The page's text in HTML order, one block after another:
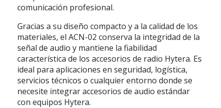
comunicación profesional.
Gracias a su diseño compacto y a la calidad de los
materiales, el ACN-02 conserva la integridad de la
señal de audio y mantiene la fiabilidad
característica de los accesorios de radio Hytera. Es
ideal para aplicaciones en seguridad, logística,
servicios técnicos o cualquier entorno donde se
necesite integrar accesorios de audio estándar
con equipos Hytera.